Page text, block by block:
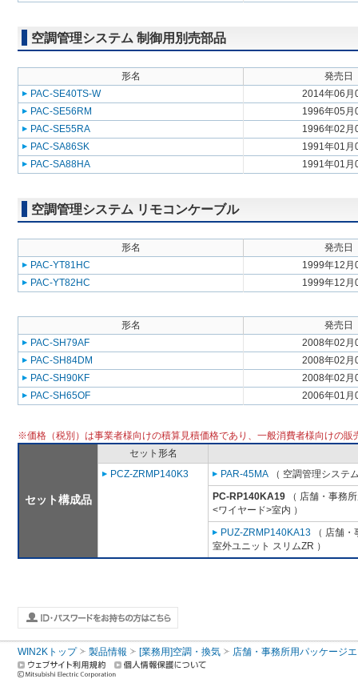
空調管理システム 制御用別売部品
形名
発売日
PAC-SE40TS-W
2014年06月
PAC-SE56RM
1996年05月
PAC-SE55RA
1996年02月
PAC-SA86SK
1991年01月
PAC-SA88HA
1991年01月
空調管理システム リモコンケーブル
形名
発売日
PAC-YT81HC
1999年12月
PAC-YT82HC
1999年12月
形名
発売日
PAC-SH79AF
2008年02月
PAC-SH84DM
2008年02月
PAC-SH90KF
2008年02月
PAC-SH65OF
2006年01月
※価格（税別）は事業者様向けの積算見積価格であり、一般消費者様向けの販
セット構成品
セット形名
PCZ-ZRMP140K3
PAR-45MA （ 空調管理システ
PC-RP140KA19 （ 店舗・事務
<ワイヤード>室内 ）
PUZ-ZRMP140KA13 （ 店舗
室外ユニット スリムZR ）
WIN2Kトップ 製品情報 [業務用]空調・換気 店舗・事務所用パッケージ